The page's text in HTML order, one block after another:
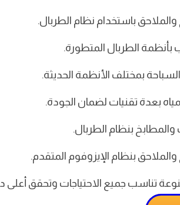
باستخدام نظام الطربال.
بأنظمة الطربال المتطورة.
بمختلف الأنظمة الحديثة.
بعدة تقنيات لضمان الجودة.
بنظام الطربال.
بنظام الإيزوفوم المتقدم.
تناسب جميع الاحتياجات وتحقق أعلى